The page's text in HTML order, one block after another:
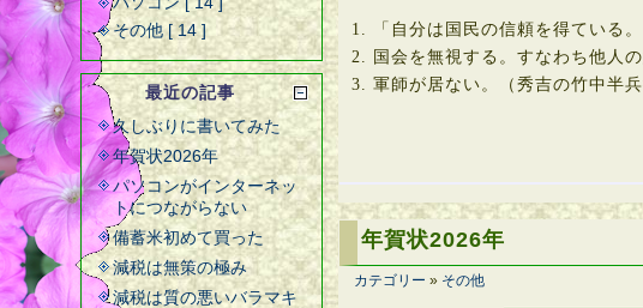
「自分は国民の信頼を得ている
国会を無視する。すなわち他人
軍師が居ない。（秀吉の竹中半
年賀状2026年
カテゴリー » その他
その他 [ 14 ]
最近の記事
久しぶりに書いてみた
年賀状2026年
パソコンがインターネッ
トにつながらない
備蓄米初めて買った
減税は無策の極み
減税は質の悪いバラマキ